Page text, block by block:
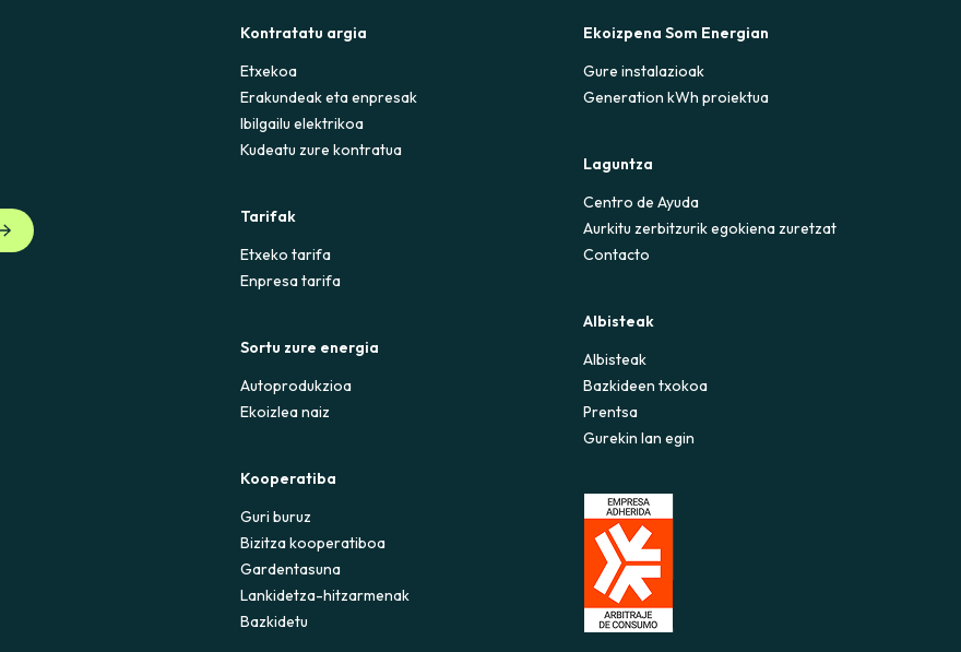
Kontratatu argia
Etxekoa
Erakundeak eta enpresak
Ibilgailu elektrikoa
Kudeatu zure kontratua
Tarifak
Etxeko tarifa
Enpresa tarifa
Sortu zure energia
Autoprodukzioa
Ekoizlea naiz
Kooperatiba
Guri buruz
Bizitza kooperatiboa
Gardentasuna
Lankidetza-hitzarmenak
Bazkidetu
Ekoizpena Som Energian
Gure instalazioak
Generation kWh proiektua
Laguntza
Centro de Ayuda
Aurkitu zerbitzurik egokiena zuretzat
Contacto
Albisteak
Albisteak
Bazkideen txokoa
Prentsa
Gurekin lan egin